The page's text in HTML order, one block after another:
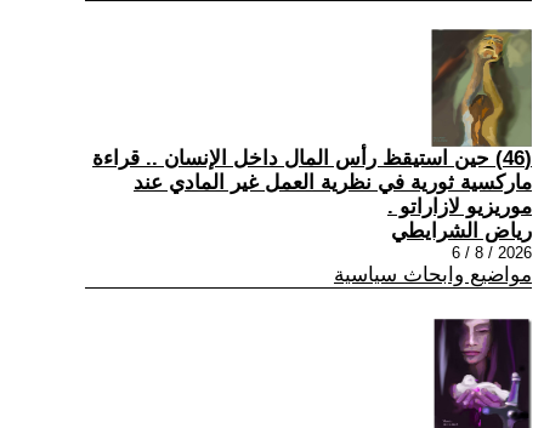
(46) حين استيقظ رأس المال داخل الإنسان .. قراءة
ماركسية ثورية في نظرية العمل غير المادي عند
موريزيو لازاراتو .
رياض الشرايطي
2026 / 8 / 6
مواضيع وابحاث سياسية